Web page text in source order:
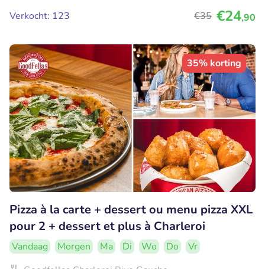
Verkocht: 123
€35 €24,90
35% korting
Pizza à la carte + dessert ou menu pizza XXL
pour 2 + dessert et plus à Charleroi
Vandaag Morgen Ma Di Wo Do
Vr